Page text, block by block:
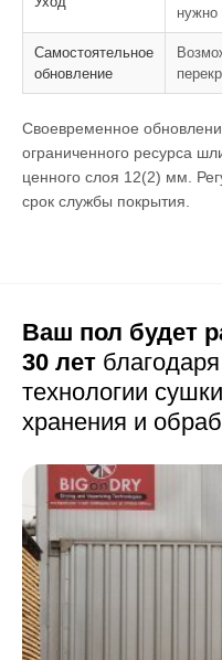
нужно
Самостоятельное
обновление
Своевременное
ограниченного ресурса
ценного слоя 12(2) мм.
срок службы покрытия.
Ваш пол будет
30 лет
технологии
хранения и